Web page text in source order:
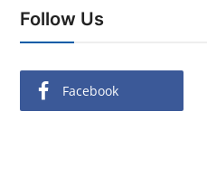
Follow Us
Facebook